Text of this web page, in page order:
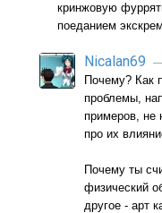
кринжовую
поеданием
Nicalan69 —
Почему? Как
проблемы,
примеров, не
про их
Почему ты
физический
другое - арт